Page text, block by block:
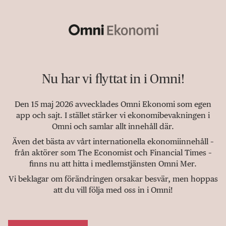
Nu har vi flyttat in i Omni!
Den 15 maj 2026 avvecklades Omni Ekonomi som egen
app och sajt. I stället stärker vi ekonomibevakningen i
Omni och samlar allt innehåll där.
Även det bästa av vårt internationella ekonomiinnehåll –
från aktörer som The Economist och Financial Times –
finns nu att hitta i medlemstjänsten Omni Mer.
Vi beklagar om förändringen orsakar besvär, men hoppas
att du vill följa med oss in i Omni!